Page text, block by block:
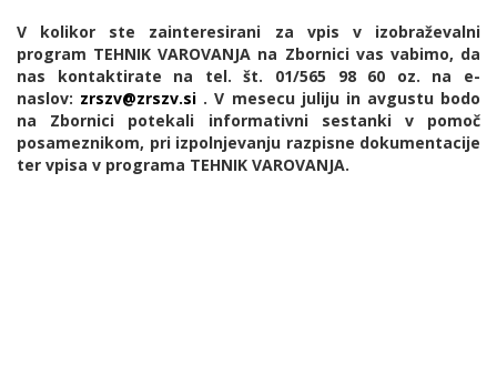
V kolikor ste zainteresirani za vpis v izobraževalni
program TEHNIK VAROVANJA na Zbornici vas vabimo, da
nas kontaktirate na tel. št. 01/565 98 60 oz. na e-
naslov: zrszv@zrszv.si . V mesecu juliju in avgustu bodo
na Zbornici potekali informativni sestanki v pomoč
posameznikom, pri izpolnjevanju razpisne dokumentacije
ter vpisa v programa TEHNIK VAROVANJA.